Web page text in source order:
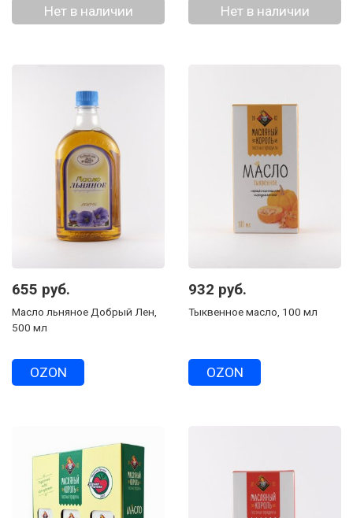
Нет в наличии Нет в наличии
655 руб.
Масло льняное Добрый Лен,
500 мл
OZON
932 руб.
Тыквенное масло, 100 мл
OZON